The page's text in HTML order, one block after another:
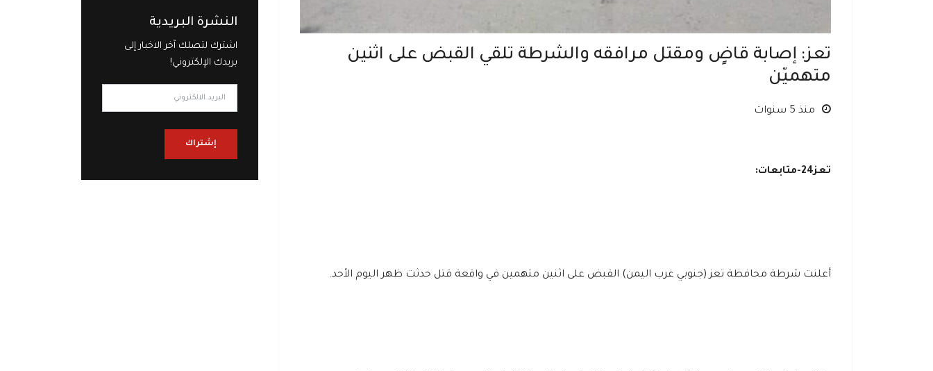
تعز: إصابة قاضٍ ومقتل مرافقه والشرطة تلقي القبض على اثنين
متهميّن
منذ 5 سنوات
تعز24-متابعات:
أعلنت شرطة محافظة تعز (جنوبي غرب اليمن) القبض على اثنين متهمين في واقعة قتل حدثت ظهر اليوم الأحد.
النشرة البريدية
اشترك لتصلك آخر الاخبار إلى
بريدك الإلكتروني!
إشتراك